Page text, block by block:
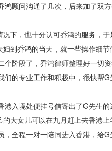
鸿顾问沟通了几次，后来加了双
下，也十分认可乔鸿的服务，
到乔鸿的当天，就一些操作细
个阶段了，乔鸿律师整理好一切
的专业工作和积极中，很快帮G
港入境处便挂号信寄出了G先生
的大女儿可以在九月赶上去香港
，全程一对一陪同进入香港，给